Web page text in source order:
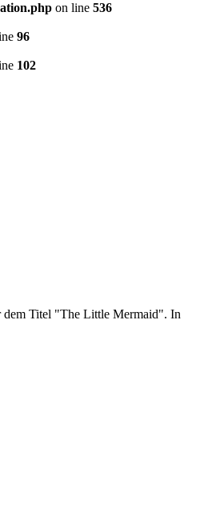
on line 536
96
102
dem Titel "The Little Mermaid". In